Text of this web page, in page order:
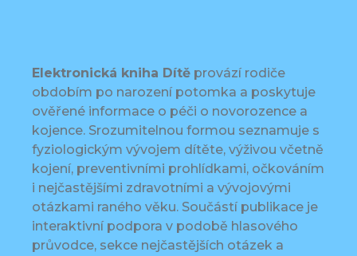
Elektronická kniha Dítě provází rodiče
obdobím po narození potomka a poskytuje
ověřené informace o péči o novorozence a
kojence. Srozumitelnou formou seznamuje s
fyziologickým vývojem dítěte, výživou včetně
kojení, preventivními prohlídkami, očkováním
i nejčastějšími zdravotními a vývojovými
otázkami raného věku. Součástí publikace je
interaktivní podpora v podobě hlasového
průvodce, sekce nejčastějších otázek a